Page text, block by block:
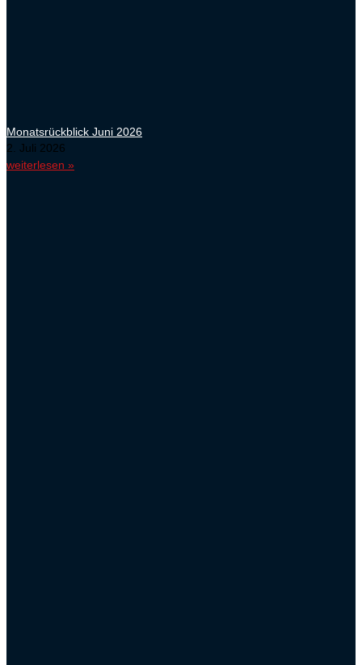
Monatsrückblick Juni 2026
2. Juli 2026
weiterlesen »